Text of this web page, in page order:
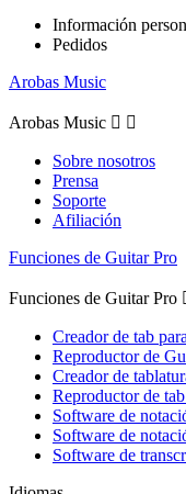
Información
Pedidos
Arobas Music
Arobas Music  
Sobre nosotros
Prensa
Soporte
Afiliación
Funciones de Guitar Pro
Funciones de Guitar Pro
Creador de tab
Reproductor de
Creador de
Reproductor de
Software de
Software de
Software de